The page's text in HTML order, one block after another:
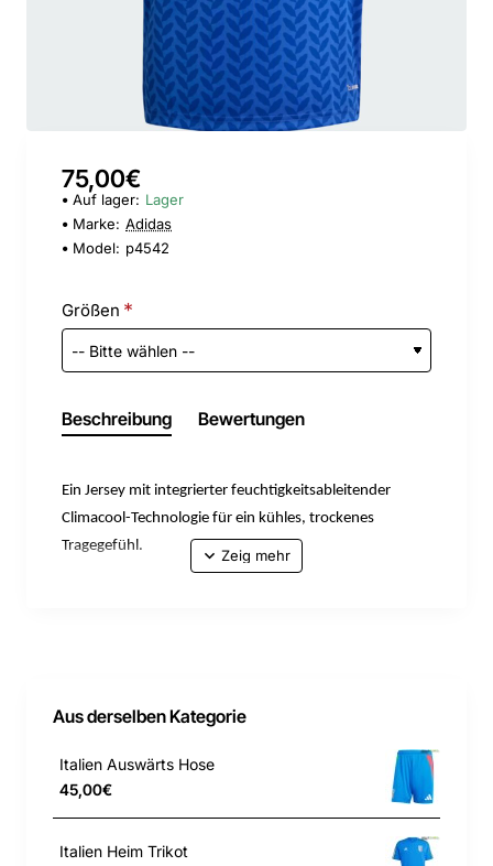
75,00€
Auf lager: Lager
Marke: Adidas
Model: p4542
Größen
Beschreibung Bewertungen
Ein Jersey mit integrierter feuchtigkeitsableitender
Climacool-Technologie für ein kühles, trockenes
Tragegefühl.
Giuoco Calcio (FIGC) und damit ein Must-have junge
Fußballfans. Das integrierte Climacool-Material leitet
den Schweiß ab und sorgt für ein kühles, trockenes und
angenehmes Tragegefühl, damit sich dein Kind auch bei
Interlock-Konstruktion sorgt für Strapazierfähigkeit und
Aus derselben Kategorie
Italien Auswärts Hose
45,00€
Italien Heim Trikot